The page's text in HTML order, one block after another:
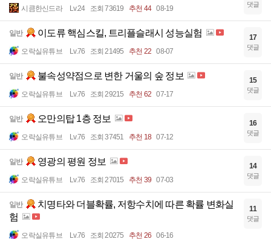
시큼한신드라 Lv.24 조회 73619 추천 44 08-19 댓글
일반 이도류 핵심스킬, 트리플슬래시 성능실험
오락실유튜브 Lv.76 조회 21495 추천 22 08-07
17
댓글
일반 불속성약점으로 변한 거울의 숲 정보
오락실유튜브 Lv.76 조회 29215 추천 62 07-17
15
댓글
일반 오만의탑 1층 정보
오락실유튜브 Lv.76 조회 37451 추천 18 07-12
16
댓글
일반 영광의 평원 정보
오락실유튜브 Lv.76 조회 27015 추천 39 07-03
14
댓글
일반
치명타와 더블확률, 저항수치에 따른 확률 변화실
험
오락실유튜브 Lv.76 조회 20275 추천 26 06-16
11
댓글